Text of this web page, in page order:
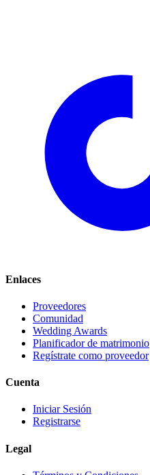
Enlaces
Proveedores
Comunidad
Wedding Awards
Planificador de matrimonio
Regístrate como proveedor
Cuenta
Iniciar Sesión
Registrarse
Legal